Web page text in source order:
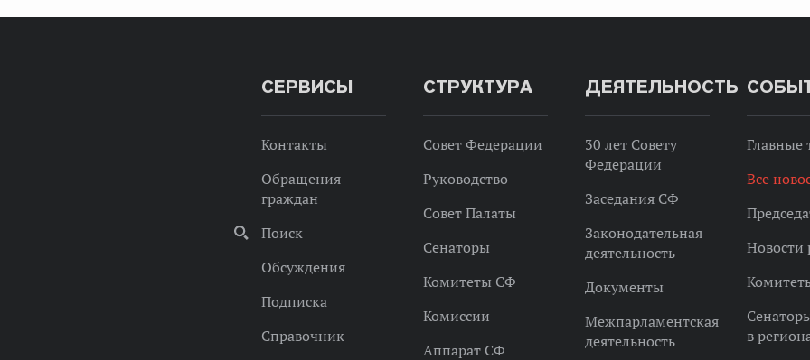
СЕРВИСЫ
Контакты
Обращения
граждан
Поиск
Обсуждения
Подписка
Справочник
СТРУКТУРА
Совет Федерации
Руководство
Совет Палаты
Сенаторы
Комитеты СФ
Комиссии
Аппарат СФ
ДЕЯТЕЛЬНОСТЬ
30 лет Совету
Федерации
Заседания СФ
Законодательная
деятельность
Документы
Межпарламентская
деятельность
Главные
Все
Новости
в